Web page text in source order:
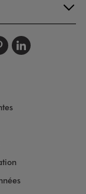
sursur
nousnous